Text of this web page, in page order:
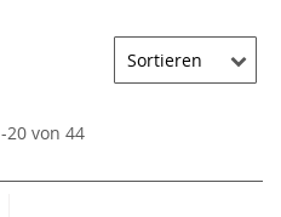
-20 von 44